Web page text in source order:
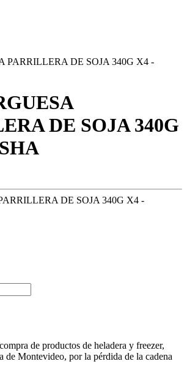
DE SOJA 340G
DE SOJA 340G X4 -
de productos de heladera y freezer,
de Montevideo, por la pérdida de la cadena